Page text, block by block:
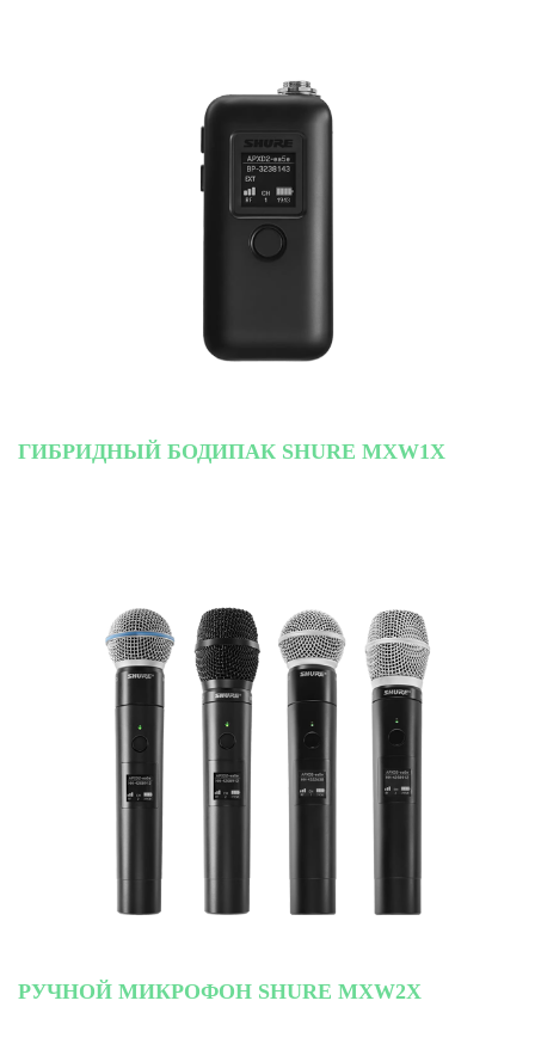
ГИБРИДНЫЙ БОДИПАК SHURE MXW1X
РУЧНОЙ МИКРОФОН SHURE MXW2X